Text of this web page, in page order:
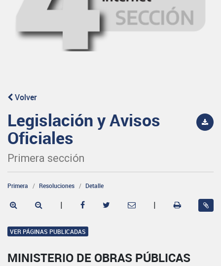
Volver
Legislación y Avisos
Oficiales
Primera sección
Primera Resoluciones Detalle
| |
VER PÁGINAS PUBLICADAS
MINISTERIO DE OBRAS PÚBLICAS